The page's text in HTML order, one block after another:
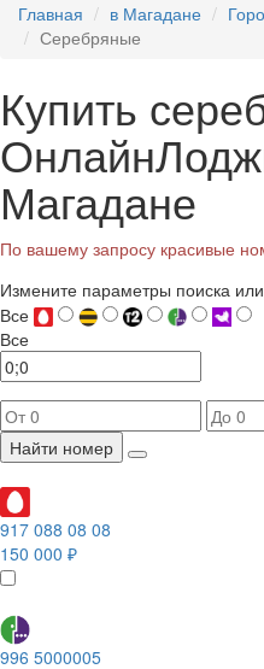
Главная в Магадане
Серебряные
Купить
Магадане
По вашему запросу красивые
Измените параметры поиска или
Все
Все
Найти номер
917 088 08 08
150 000 ₽
996 5000005